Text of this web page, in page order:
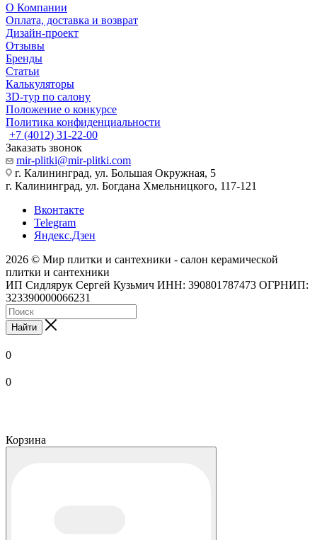
О Компании
Оплата, доставка и возврат
Дизайн-проект
Отзывы
Бренды
Статьи
Калькуляторы
3D-тур по салону
Положение о конкурсе
Политика конфиденциальности
+7 (4012) 31-22-00
Заказать звонок
mir-plitki@mir-plitki.com
г. Калининград, ул. Большая Окружная, 5
г. Калининград, ул. Богдана Хмельницкого, 117-121
Вконтакте
Telegram
Яндекс.Дзен
2026 © Мир плитки и сантехники - салон керамической
плитки и сантехники
ИП Сидлярук Сергей Кузьмич ИНН: 390801787473 ОГРНИП:
323390000066231
Найти
0
0
Корзина